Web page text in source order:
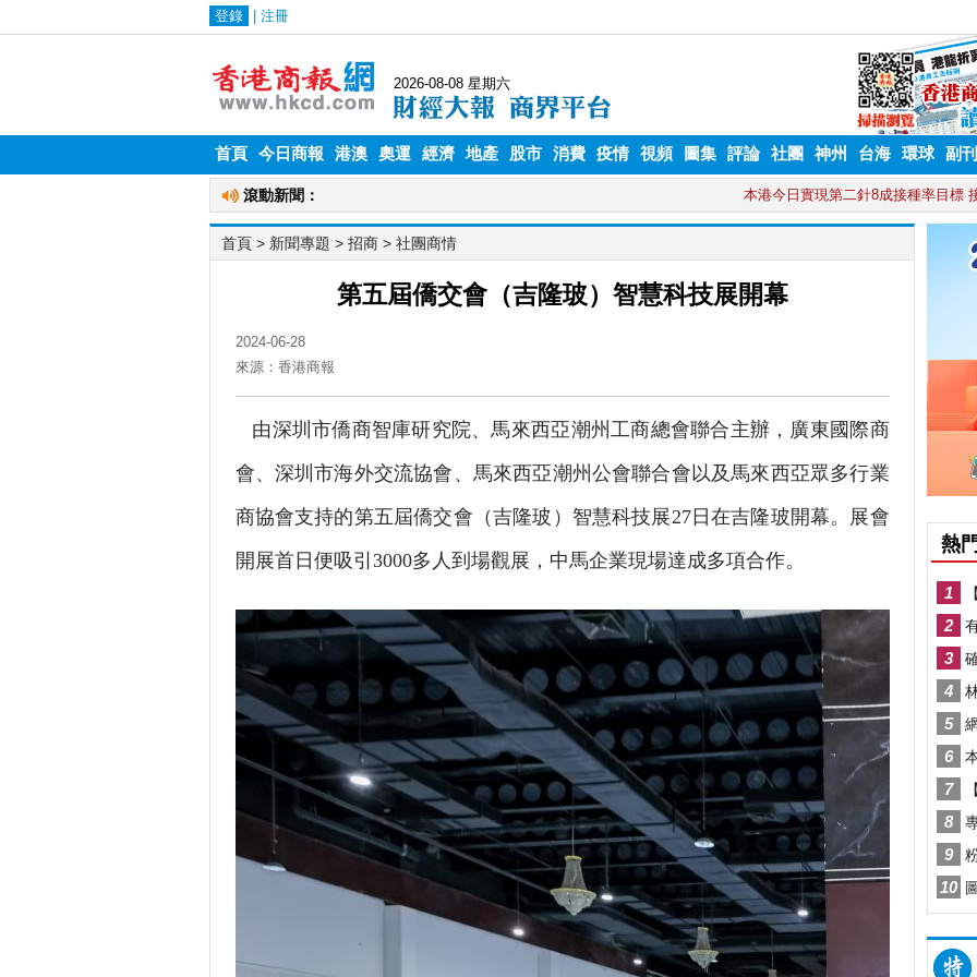
首頁 今日商報 港澳 奧運 經濟 地產 股市 消費 疫情 視頻 圖集 評論 社團 神州 台海 環球 副刊
首頁 > 新聞專題 > 招商 > 社團商情
第五屆僑交會（吉隆玻）智慧科技展開幕
2024-06-28
來源：香港商報
由深圳市僑商智庫研究院、馬來西亞潮州工商總會聯合主辦，廣東國際商
會、深圳市海外交流協會、馬來西亞潮州公會聯合會以及馬來西亞眾多行業
商協會支持的第五屆僑交會（吉隆玻）智慧科技展27日在吉隆玻開幕。展會
開展首日便吸引3000多人到場觀展，中馬企業現場達成多項合作。